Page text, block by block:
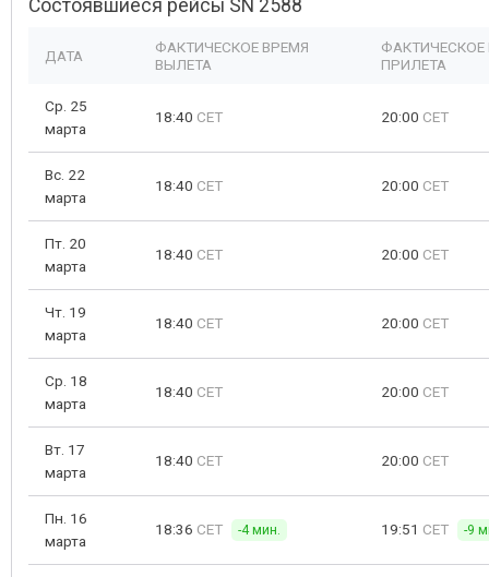
Состоявшиеся рейсы SN 2588
ДАТА
ФАКТИЧЕСКОЕ ВРЕМЯ
ВЫЛЕТА
ФАКТИЧЕСКОЕ
ПРИЛЕТА
Ср. 25
марта
18:40 CET 20:00 CET
Вс. 22
марта
18:40 CET 20:00 CET
Пт. 20
марта
18:40 CET 20:00 CET
Чт. 19
марта
18:40 CET 20:00 CET
Ср. 18
марта
18:40 CET 20:00 CET
Вт. 17
марта
18:40 CET 20:00 CET
Пн. 16
марта
18:36 CET -4 мин. 19:51 CET -9